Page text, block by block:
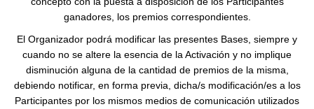
ganadores, los premios correspondientes.
El Organizador podrá modificar las presentes Bases, siempre y
cuando no se altere la esencia de la Activación y no implique
disminución alguna de la cantidad de premios de la misma,
debiendo notificar, en forma previa, dicha/s modificación/es a los
Participantes por los mismos medios de comunicación utilizados